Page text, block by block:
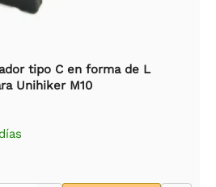
tipo C en forma de L
Unihiker M10